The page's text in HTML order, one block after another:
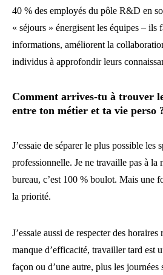
40 % des employés du pôle R&D en
« séjours » énergisent les équipes – ils
informations, améliorent la
individus à approfondir leurs
Comment arrives-tu à trouver
entre ton métier et ta vie perso
J’essaie de séparer le plus possible les
professionnelle. Je ne travaille pas à la
bureau, c’est 100 % boulot. Mais une
la priorité.
J’essaie aussi de respecter des
manque d’efficacité, travailler tard est
façon ou d’une autre, plus les journées